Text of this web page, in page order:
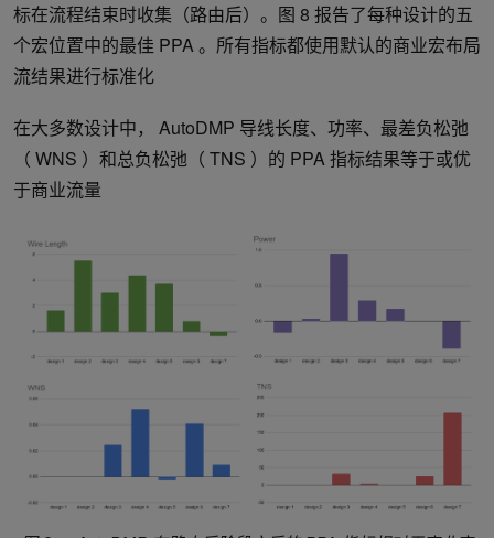
标在流程结束时收集（路由后）。图 8 报告了每种设计的五
个宏位置中的最佳 PPA 。所有指标都使用默认的商业宏布局
流结果进行标准化
在大多数设计中， AutoDMP 导线长度、功率、最差负松弛
（ WNS ）和总负松弛（ TNS ）的 PPA 指标结果等于或优
于商业流量